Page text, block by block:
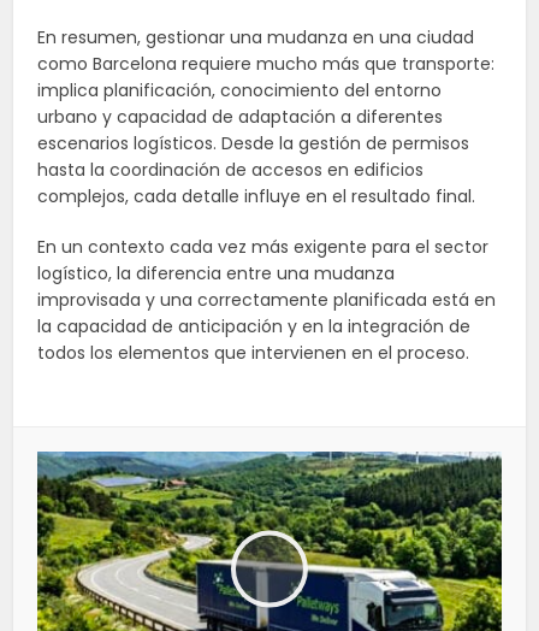
En resumen, gestionar una mudanza en una ciudad
como Barcelona requiere mucho más que transporte:
implica planificación, conocimiento del entorno
urbano y capacidad de adaptación a diferentes
escenarios logísticos. Desde la gestión de permisos
hasta la coordinación de accesos en edificios
complejos, cada detalle influye en el resultado final.
En un contexto cada vez más exigente para el sector
logístico, la diferencia entre una mudanza
improvisada y una correctamente planificada está en
la capacidad de anticipación y en la integración de
todos los elementos que intervienen en el proceso.